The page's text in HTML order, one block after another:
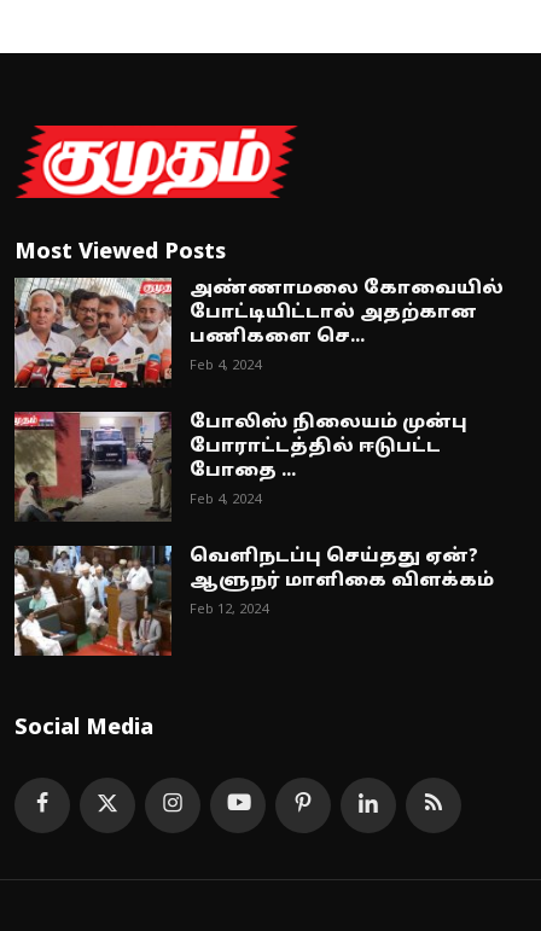
Most Viewed Posts
அண்ணாமலை கோவையில்
போட்டியிட்டால் அதற்கான
பணிகளை செ...
Feb 4, 2024
போலிஸ் நிலையம் முன்பு
போராட்டத்தில் ஈடுபட்ட
போதை ...
Feb 4, 2024
வெளிநடப்பு செய்தது ஏன்?
ஆளுநர் மாளிகை விளக்கம்
Feb 12, 2024
Social Media